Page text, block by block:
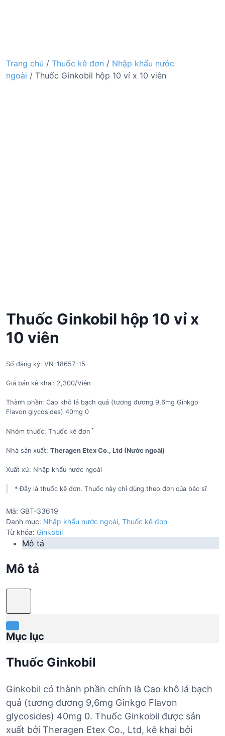
Trang chủ / Thuốc kê đơn / Nhập khẩu nước
ngoài / Thuốc Ginkobil hộp 10 vỉ x 10 viên
Thuốc Ginkobil hộp 10 vỉ x
10 viên
Số đăng ký: VN-18657-15
Giá bán kê khai: 2,300/Viên
Thành phần: Cao khô lá bạch quả (tương đương 9,6mg Ginkgo
Flavon glycosides) 40mg 0
Nhóm thuốc: Thuốc kê đơn *
Nhà sản xuất: Theragen Etex Co., Ltd (Nước ngoài)
Xuất xứ: Nhập khẩu nước ngoài
* Đây là thuốc kê đơn. Thuốc này chỉ dùng theo đơn của bác sĩ
Mã: GBT-33619
Danh mục: Nhập khẩu nước ngoài, Thuốc kê đơn
Từ khóa: Ginkobil
Mô tả
Mô tả
Mục lục
Thuốc Ginkobil
Ginkobil có thành phần chính là Cao khô lá bạch
quả (tương đương 9,6mg Ginkgo Flavon
glycosides) 40mg 0. Thuốc Ginkobil được sản
xuất bởi Theragen Etex Co., Ltd, kê khai bởi